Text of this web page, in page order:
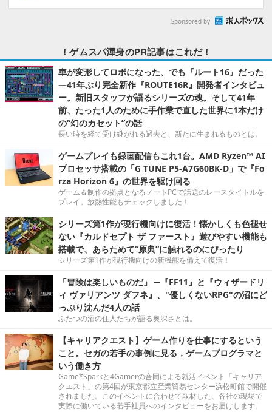
Sponsored by
！ゲムスパ渾身のPR記事はこれだ！
車が変形してロボになった、でも『ルート16』だった
―41年ぶり完全新作『ROUTE16R』開発者インタビュ
ー。新旧スタッフが語るシリーズの魂。そして41年
前、たった1人のために手作業で直した世界に1本だけ
の“幻のカセット”の話
長い時を経て受け継がれる過去と、新たに生まれるものとは。
ゲームプレイも録画配信もこれ1台。AMD Ryzen™ AI
プロセッサ搭載の「G TUNE P5-A7G60BK-D」で『Fo
rza Horizon 6』の世界を駆け回る
ゲーム＆制作の拠点となるノートPCで話題のレースタイトルを
プレイ。放熱性能もチェックしました！
シリーズ第1作が現行機向けに復活！懐かしくも色褪せ
ない『カルドセプト ザ ファースト』遊びやすい機能も
搭載で、あらためて“原典”に触れるのにぴったり
シリーズ第1作が現行機向けの新機能を備えて復活！
「冒険は楽しいものだ」 ─『FF11』と『ウィザードリ
ィ ヴァリアンツ ダフネ』、"優しくないRPG"の沼にど
っぷり沈んだ4人の話
ふたつの沼の住人たちが語る奥深さとは。
【キャリアクエスト】ゲーム作りを仕事にするという
こと。セガの若手の事例に見る，ゲームプログラマと
いう働き方
Game*Sparkと4Gamerの合同による就活イベント「キャリア
クエスト」の第4回が東京都立産業貿易センター浜松町館で開催
されました。このイベントに合わせて取材した、各社の現場で
実際に働いている若手社員へのインタビューをお届けします。